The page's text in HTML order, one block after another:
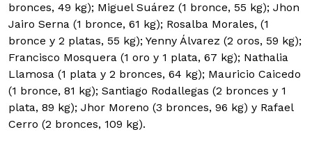
bronces, 49 kg); Miguel Suárez (1 bronce, 55 kg); Jhon
Jairo Serna (1 bronce, 61 kg); Rosalba Morales, (1
bronce y 2 platas, 55 kg); Yenny Álvarez (2 oros, 59 kg);
Francisco Mosquera (1 oro y 1 plata, 67 kg); Nathalia
Llamosa (1 plata y 2 bronces, 64 kg); Mauricio Caicedo
(1 bronce, 81 kg); Santiago Rodallegas (2 bronces y 1
plata, 89 kg); Jhor Moreno (3 bronces, 96 kg) y Rafael
Cerro (2 bronces, 109 kg).